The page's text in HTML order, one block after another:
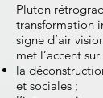
Pluton
transformation
signe d’air
met l’accent sur
la
et sociales ;